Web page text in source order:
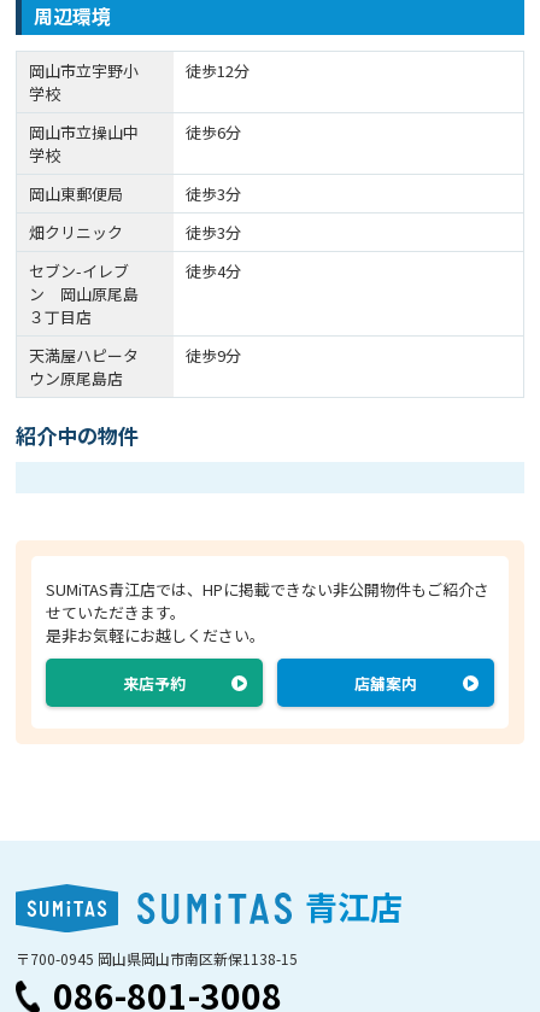
周辺環境
岡山市立宇野小
学校
徒歩12分
岡山市立操山中
学校
徒歩6分
岡山東郵便局
徒歩3分
畑クリニック
徒歩3分
セブン-イレブ
ン 岡山原尾島
３丁目店
徒歩4分
天満屋ハピータ
ウン原尾島店
徒歩9分
紹介中の物件
SUMiTAS青江店では、HPに掲載できない非公開物件もご紹介さ
せていただきます。
是非お気軽にお越しください。
来店予約 店舗案内
青江店
〒700-0945 岡山県岡山市南区新保1138-15
086-801-3008